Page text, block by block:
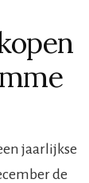
jaarlijkse
de